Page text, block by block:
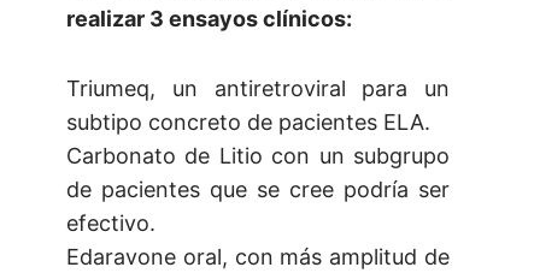
realizar 3 ensayos clínicos:
Triumeq, un antiretroviral para un
subtipo concreto de pacientes ELA.
Carbonato de Litio con un subgrupo
de pacientes que se cree podría ser
efectivo.
Edaravone oral, con más amplitud de